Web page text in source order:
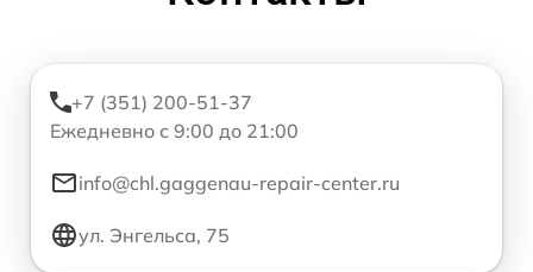
+7 (351) 200-51-37
Ежедневно с 9:00 до 21:00
info@chl.gaggenau-repair-center.ru
ул. Энгельса, 75